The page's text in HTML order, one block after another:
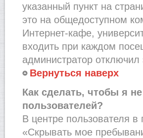
указанный пункт на
это на общедоступном
Интернет-кафе,
входить при каждом
администратор отключил
Вернуться наверх
Как сделать, чтобы я
пользователей?
В центре пользователя
«Скрывать мое